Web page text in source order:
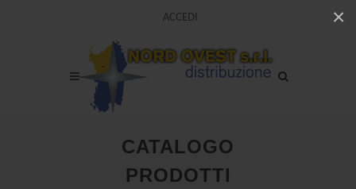
×
ACCEDI
CATALOGO
PRODOTTI